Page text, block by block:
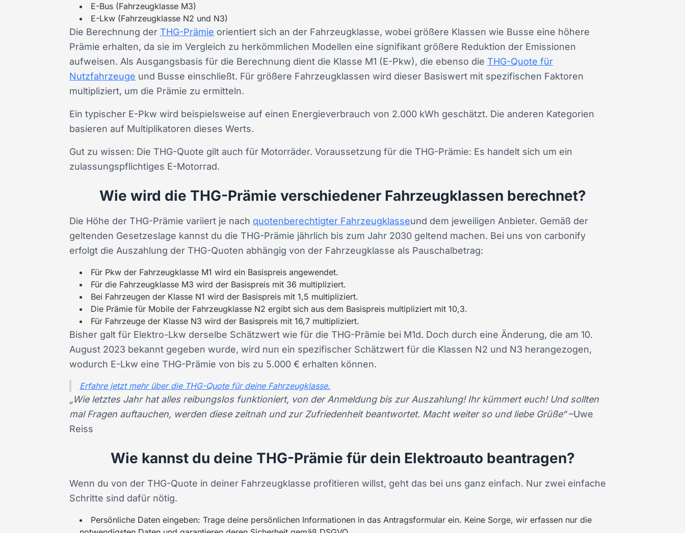
E-Bus (Fahrzeugklasse M3)
E-Lkw (Fahrzeugklasse N2 und N3)
Die Berechnung der THG-Prämie orientiert sich an der Fahrzeugklasse, wobei größere Klassen wie Busse eine höhere
Prämie erhalten, da sie im Vergleich zu herkömmlichen Modellen eine signifikant größere Reduktion der Emissionen
aufweisen. Als Ausgangsbasis für die Berechnung dient die Klasse M1 (E-Pkw), die ebenso die THG-Quote für
Nutzfahrzeuge und Busse einschließt. Für größere Fahrzeugklassen wird dieser Basiswert mit spezifischen Faktoren
multipliziert, um die Prämie zu ermitteln.
Ein typischer E-Pkw wird beispielsweise auf einen Energieverbrauch von 2.000 kWh geschätzt. Die anderen Kategorien
basieren auf Multiplikatoren dieses Werts.
Gut zu wissen: Die THG-Quote gilt auch für Motorräder. Voraussetzung für die THG-Prämie: Es handelt sich um ein
zulassungspflichtiges E-Motorrad.
Wie wird die THG-Prämie verschiedener Fahrzeugklassen berechnet?
Die Höhe der THG-Prämie variiert je nach quotenberechtigter Fahrzeugklasseund dem jeweiligen Anbieter. Gemäß der
geltenden Gesetzeslage kannst du die THG-Prämie jährlich bis zum Jahr 2030 geltend machen. Bei uns von carbonify
erfolgt die Auszahlung der THG-Quoten abhängig von der Fahrzeugklasse als Pauschalbetrag:
Für Pkw der Fahrzeugklasse M1 wird ein Basispreis angewendet.
Für die Fahrzeugklasse M3 wird der Basispreis mit 36 multipliziert.
Bei Fahrzeugen der Klasse N1 wird der Basispreis mit 1,5 multipliziert.
Die Prämie für Mobile der Fahrzeugklasse N2 ergibt sich aus dem Basispreis multipliziert mit 10,3.
Für Fahrzeuge der Klasse N3 wird der Basispreis mit 16,7 multipliziert.
Bisher galt für Elektro-Lkw derselbe Schätzwert wie für die THG-Prämie bei M1d. Doch durch eine Änderung, die am 10.
August 2023 bekannt gegeben wurde, wird nun ein spezifischer Schätzwert für die Klassen N2 und N3 herangezogen,
wodurch E-Lkw eine THG-Prämie von bis zu 5.000 € erhalten können.
Erfahre jetzt mehr über die THG-Quote für deine Fahrzeugklasse.
„Wie letztes Jahr hat alles reibungslos funktioniert, von der Anmeldung bis zur Auszahlung! Ihr kümmert euch! Und sollten
mal Fragen auftauchen, werden diese zeitnah und zur Zufriedenheit beantwortet. Macht weiter so und liebe Grüße“–Uwe
Reiss
Wie kannst du deine THG-Prämie für dein Elektroauto beantragen?
Wenn du von der THG-Quote in deiner Fahrzeugklasse profitieren willst, geht das bei uns ganz einfach. Nur zwei einfache
Schritte sind dafür nötig.
Persönliche Daten eingeben: Trage deine persönlichen Informationen in das Antragsformular ein. Keine Sorge, wir erfassen nur die